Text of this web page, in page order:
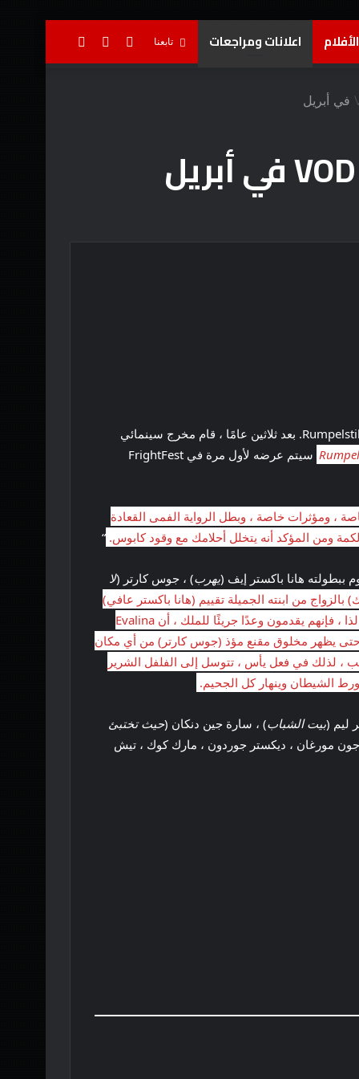
اعلانات ومراجعات إضافة تسجيل تابعنا
جلب المبدع مارك جونز العالم تجربة مروعة على شخصية الحكاية الخيالية الكلاسيكية Rumpelstiltskin. بعد ثلاثين عامًا ، قام مخرج سينمائي
سيتم عرضه لأول مرة في FrightFest
، ومؤثرات خاصة ، وبطل الرواية الفمى القعادة
ومن المؤكد أنه يتخلل أحلامك مع وقود كابوس. “
ببطولته هانا باكستر إيف (يهرب) ، جوس كارتر (لا
من ابنته الجميلة تقييم (هانا باكستر عافي)
للملك (كولين مالون). لكن الأمور لا تخطط تمامًا عندما يتم الكشف عن أكاذيبه والزوج على وشك أن يتم حبسه في برج إلى الأبد. لذا ، فإنهم يقدمون وعدًا جريئًا للملك ، أن Evalina
حتى يظهر مخلوق مقنع مؤذ (جوس كارتر) من أي مكان
، لذلك في فعل يأس ، تتوسل إلى الفلفل الشرير
الشيطان وينهار كل الجحيم.
ليم (بيت الشباب) ، سارة جين دنكان (حيث تختبئ
جون مورغان ، ديكستر جوردون ، مارك كوك ، تيش